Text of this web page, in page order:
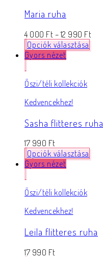
Maria ruha
4 000 Ft – 12 990 Ft
Opciók választása
Gyors nézet
Őszi/téli kollekciók
Kedvencekhez!
Sasha flitteres ruha
17 990 Ft
Opciók választása
Gyors nézet
Őszi/téli kollekciók
Kedvencekhez!
Leila flitteres ruha
17 990 Ft